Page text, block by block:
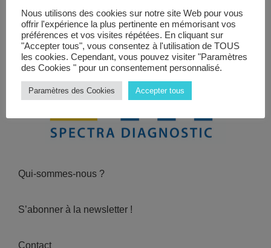
Manifestations
Abonnements
Annonceurs
Contact
Qui-sommes-nous ?
S’abonner à la newsletter !
Contact
Nous utilisons des cookies sur notre site Web pour vous
offrir l'expérience la plus pertinente en mémorisant vos
préférences et vos visites répétées. En cliquant sur
"Accepter tous", vous consentez à l'utilisation de TOUS
les cookies. Cependant, vous pouvez visiter "Paramètres
des Cookies " pour un consentement personnalisé.
Paramètres des Cookies Accepter tous